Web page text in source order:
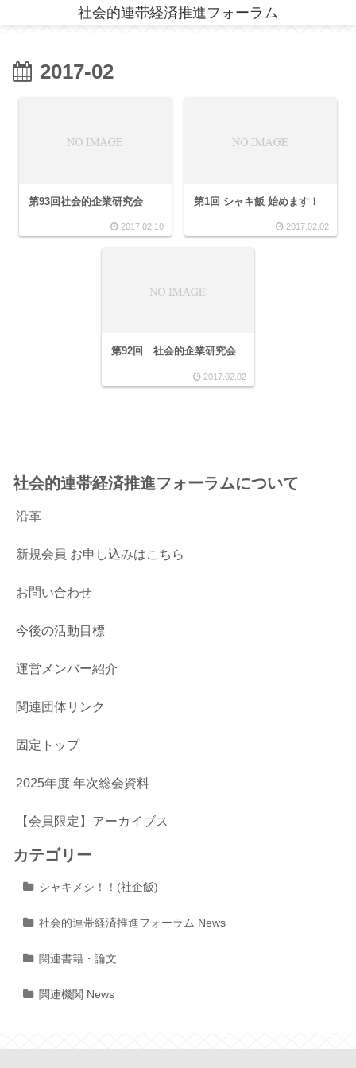
社会的連帯経済推進フォーラム
2017-02
第93回社会的企業研究会
2017.02.10
第1回 シャキ飯 始めます！
2017.02.02
第92回 社会的企業研究会
2017.02.02
社会的連帯経済推進フォーラムについて
沿革
新規会員 お申し込みはこちら
お問い合わせ
今後の活動目標
運営メンバー紹介
関連団体リンク
固定トップ
2025年度 年次総会資料
【会員限定】アーカイブス
カテゴリー
シャキメシ！！(社企飯)
社会的連帯経済推進フォーラム News
関連書籍・論文
関連機関 News